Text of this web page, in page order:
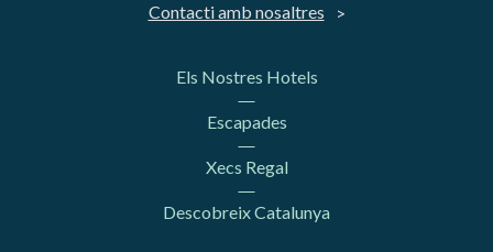
Contacti amb nosaltres
Els Nostres Hotels
Escapades
Xecs Regal
Descobreix Catalunya